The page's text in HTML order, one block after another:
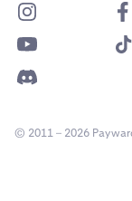
© 2011 – 2026